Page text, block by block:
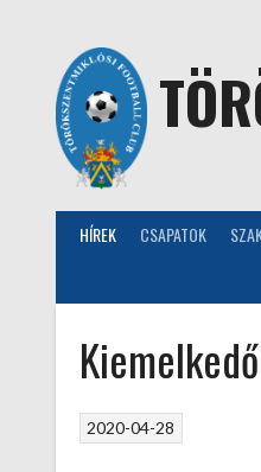
HÍREK CSAPATOK
2020-04-28